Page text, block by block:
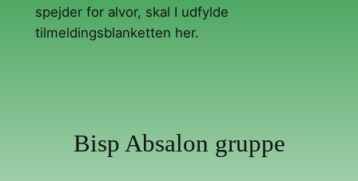
spejder for alvor, skal I udfylde
tilmeldingsblanketten her.
Bisp Absalon gruppe